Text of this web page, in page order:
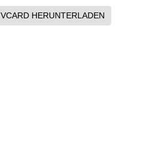
VCARD HERUNTERLADEN